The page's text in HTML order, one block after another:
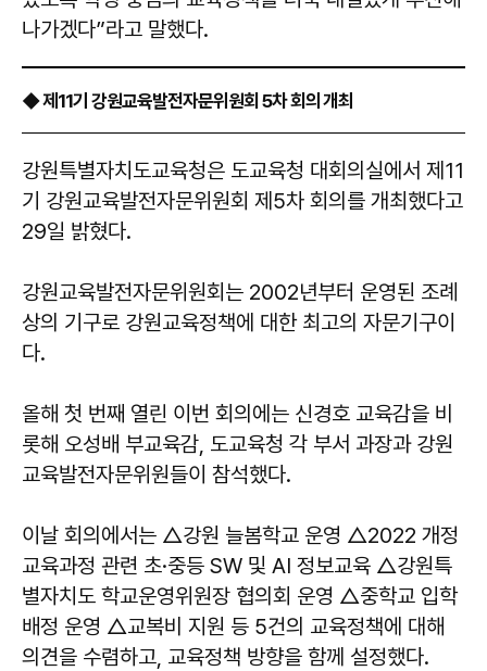
나가겠다”라고 말했다.
◆ 제11기 강원교육발전자문위원회 5차 회의 개최
강원특별자치도교육청은 도교육청 대회의실에서 제11
기 강원교육발전자문위원회 제5차 회의를 개최했다고
29일 밝혔다.
강원교육발전자문위원회는 2002년부터 운영된 조례
상의 기구로 강원교육정책에 대한 최고의 자문기구이
다.
올해 첫 번째 열린 이번 회의에는 신경호 교육감을 비
롯해 오성배 부교육감, 도교육청 각 부서 과장과 강원
교육발전자문위원들이 참석했다.
이날 회의에서는 △강원 늘봄학교 운영 △2022 개정
교육과정 관련 초·중등 SW 및 AI 정보교육 △강원특
별자치도 학교운영위원장 협의회 운영 △중학교 입학
배정 운영 △교복비 지원 등 5건의 교육정책에 대해
의견을 수렴하고, 교육정책 방향을 함께 설정했다.